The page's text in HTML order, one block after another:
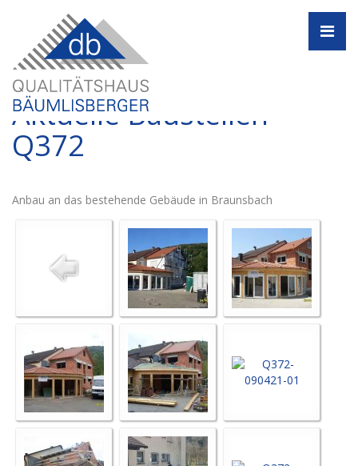
Aktuelle Baustellen -
Q372
Anbau an das bestehende Gebäude in Braunsbach